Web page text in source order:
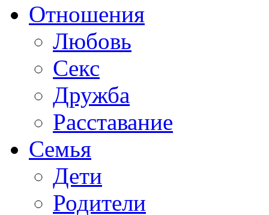
Отношения
Любовь
Секс
Дружба
Расставание
Семья
Дети
Родители